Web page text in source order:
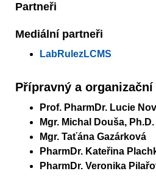
Partneři
Mediální partneři
LabRulezLCMS
Přípravný a
Prof. PharmDr. Lucie
Mgr. Michal Douša, Ph.D.
Mgr. Taťána Gazárková
PharmDr. Kateřina
PharmDr. Veronika